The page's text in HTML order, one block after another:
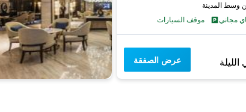
مجاني
موقف السيارات
عرض الصفقة